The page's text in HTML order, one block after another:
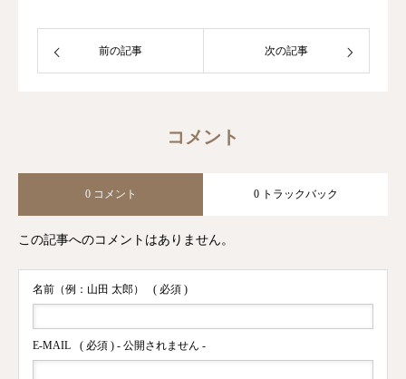
前の記事 次の記事
コメント
0 コメント 0 トラックバック
この記事へのコメントはありません。
名前（例：山田 太郎） ( 必須 )
E-MAIL ( 必須 ) - 公開されません -